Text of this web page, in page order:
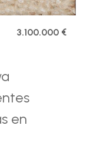
3.100.000 €
en